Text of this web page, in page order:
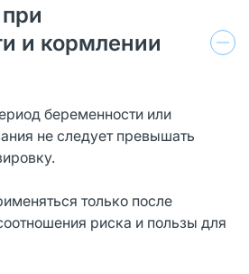
и кормлении
беременности или
не следует превышать
только после
риска и пользы для